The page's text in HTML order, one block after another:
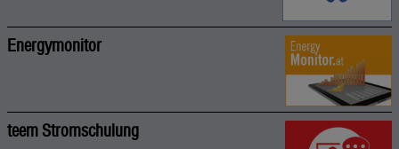
Energymonitor
teem Stromschulung